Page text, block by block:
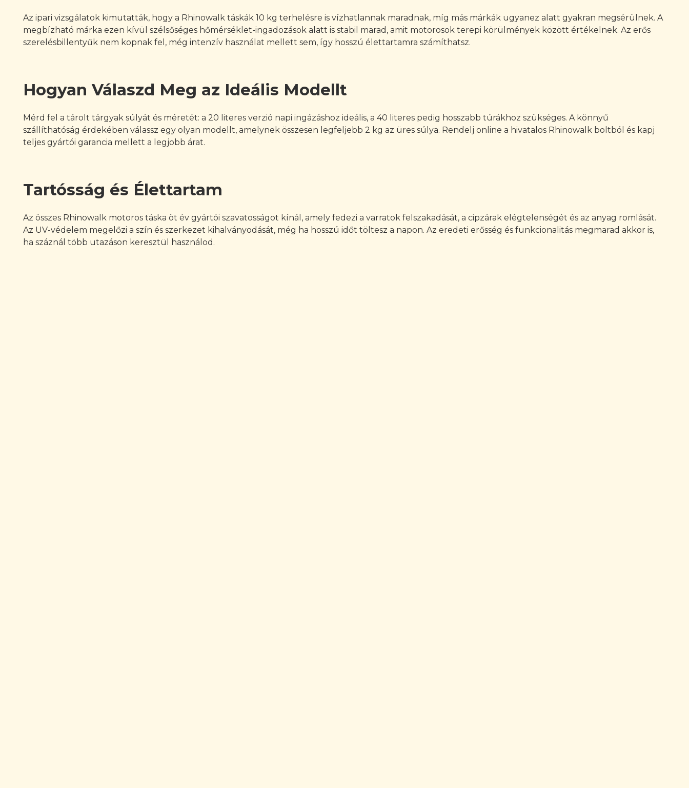
Az ipari vizsgálatok kimutatták, hogy a Rhinowalk táskák 10 kg terhelésre is vízhatlannak maradnak, míg más márkák ugyanez alatt gyakran megsérülnek. A
megbízható márka ezen kívül szélsőséges hőmérséklet-ingadozások alatt is stabil marad, amit motorosok terepi körülmények között értékelnek. Az erős
szerelésbillentyűk nem kopnak fel, még intenzív használat mellett sem, így hosszú élettartamra számíthatsz.
Hogyan Válaszd Meg az Ideális Modellt
Mérd fel a tárolt tárgyak súlyát és méretét: a 20 literes verzió napi ingázáshoz ideális, a 40 literes pedig hosszabb túrákhoz szükséges. A könnyű
szállíthatóság érdekében válassz egy olyan modellt, amelynek összesen legfeljebb 2 kg az üres súlya. Rendelj online a hivatalos Rhinowalk boltból és kapj
teljes gyártói garancia mellett a legjobb árat.
Tartósság és Élettartam
Az összes Rhinowalk motoros táska öt év gyártói szavatosságot kínál, amely fedezi a varratok felszakadását, a cipzárak elégtelenségét és az anyag romlását.
Az UV-védelem megelőzi a szín és szerkezet kihalványodását, még ha hosszú időt töltesz a napon. Az eredeti erősség és funkcionalitás megmarad akkor is,
ha száznál több utazáson keresztül használod.